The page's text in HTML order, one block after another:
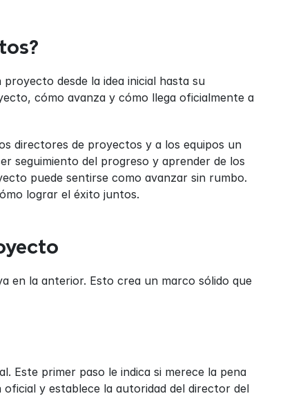
desde la idea inicial hasta su
cómo avanza y cómo llega oficialmente a
directores de proyectos y a los equipos un
seguimiento del progreso y aprender de los
puede sentirse como avanzar sin rumbo.
lograr el éxito juntos.
en la anterior. Esto crea un marco sólido que
Este primer paso le indica si merece la pena
oficial y establece la autoridad del director del